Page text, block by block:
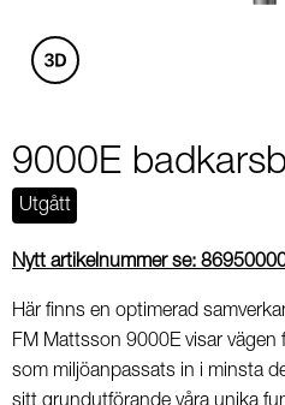
9000E
Utgått
Nytt artikelnummer se:
Här finns en optimerad
FM Mattsson 9000E visar vägen
som miljöanpassats in i minsta